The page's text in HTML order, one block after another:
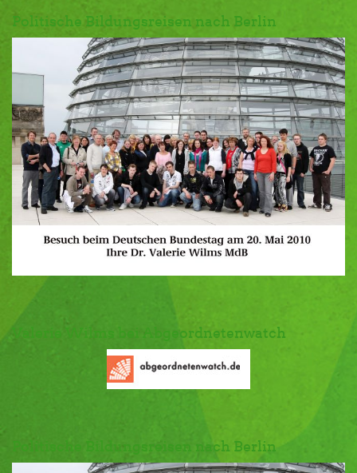
Politische Bildungsreisen nach Berlin
Valerie Wilms bei Abgeordnetenwatch
Politische Bildungsreisen nach Berlin